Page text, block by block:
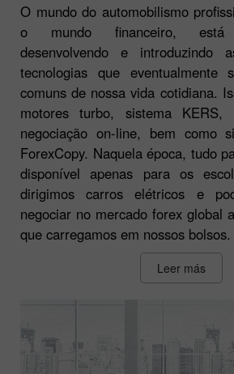
O mundo do automobilismo
o mundo financeiro, está
desenvolvendo e introduzindo
tecnologias que eventualmente
comuns de nossa vida cotidiana.
motores turbo, sistema KERS,
negociação on-line, bem como
ForexCopy. Naquela época, tudo
disponível apenas para os
dirigimos carros elétricos e
negociar no mercado forex global
que carregamos em nossos bolsos.
Leer más